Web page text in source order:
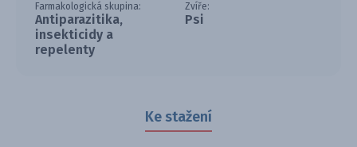
Farmakologická skupina:
Antiparazitika,
insekticidy a
repelenty
Zvíře:
Psi
Ke stažení